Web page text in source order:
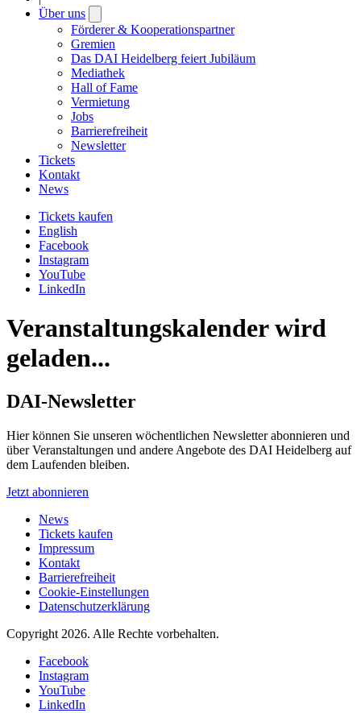
Über uns
submenu
Förderer & Kooperationspartner
Gremien
Das DAI Heidelberg feiert Jubiläum
Mediathek
Hall of Fame
Vermietung
Jobs
Barrierefreiheit
Newsletter
Tickets
Kontakt
News
Tickets kaufen
English
Facebook
Instagram
YouTube
LinkedIn
Veranstaltungskalender wird
geladen...
DAI-Newsletter
Hier können Sie unseren wöchentlichen Newsletter abonnieren und
über Veranstaltungen und andere Angebote des DAI Heidelberg auf
dem Laufenden bleiben.
Jetzt abonnieren
News
Tickets kaufen
Impressum
Kontakt
Barrierefreiheit
Cookie-Einstellungen
Datenschutzerklärung
Copyright 2026. Alle Rechte vorbehalten.
Facebook
Instagram
YouTube
LinkedIn